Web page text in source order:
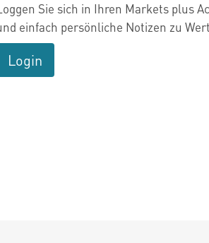
Sie sich in Ihren Markets plus
einfach persönliche Notizen zu
Login